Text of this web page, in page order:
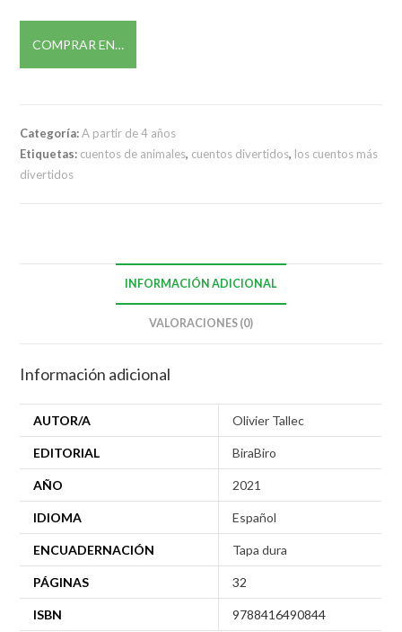
COMPRAR EN…
Categoría:A partir de 4 años
Etiquetas: cuentos de animales, cuentos divertidos, los cuentos más
divertidos
INFORMACIÓN ADICIONAL
VALORACIONES (0)
Información adicional
AUTOR/A Olivier Tallec
EDITORIAL BiraBiro
AÑO 2021
IDIOMA Español
ENCUADERNACIÓN Tapa dura
PÁGINAS 32
ISBN 9788416490844